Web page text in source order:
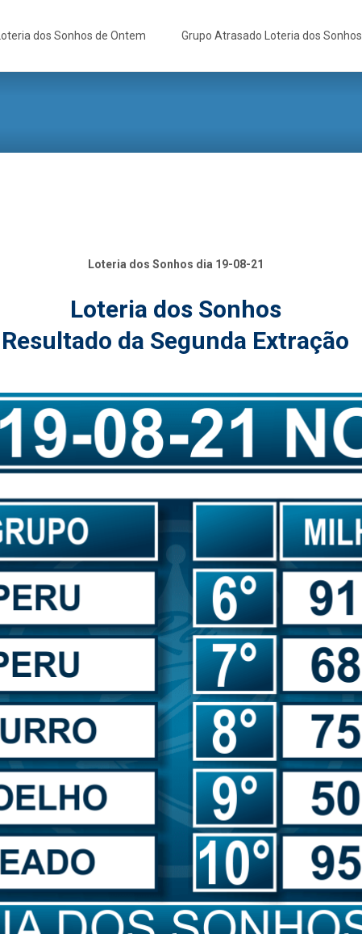
Loteria dos Sonhos de Ontem Grupo Atrasado Loteria dos Sonhos
Loteria dos Sonhos dia 19-08-21
Loteria dos Sonhos
Resultado da Segunda Extração